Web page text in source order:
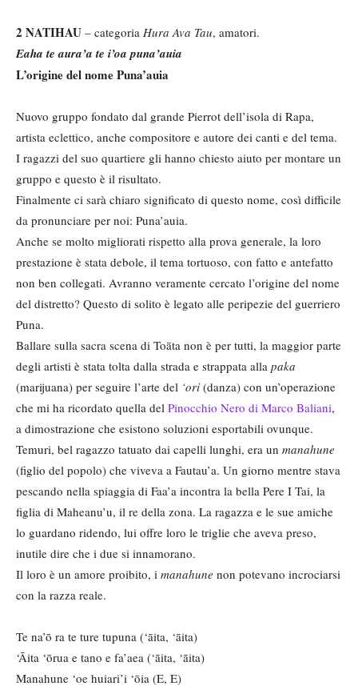
2 NATIHAU – categoria Hura Ava Tau, amatori.
Eaha te aura’a te i’oa puna’auia
L’origine del nome Puna’auia
Nuovo gruppo fondato dal grande Pierrot dell’isola di Rapa,
artista eclettico, anche compositore e autore dei canti e del tema.
I ragazzi del suo quartiere gli hanno chiesto aiuto per montare un
gruppo e questo è il risultato.
Finalmente ci sarà chiaro significato di questo nome, così difficile
da pronunciare per noi: Puna’auia.
Anche se molto migliorati rispetto alla prova generale, la loro
prestazione è stata debole, il tema tortuoso, con fatto e antefatto
non ben collegati. Avranno veramente cercato l’origine del nome
del distretto? Questo di solito è legato alle peripezie del guerriero
Puna.
Ballare sulla sacra scena di Toāta non è per tutti, la maggior parte
degli artisti è stata tolta dalla strada e strappata alla paka
(marijuana) per seguire l’arte del ‘ori (danza) con un’operazione
che mi ha ricordato quella del Pinocchio Nero di Marco Baliani,
a dimostrazione che esistono soluzioni esportabili ovunque.
Temuri, bel ragazzo tatuato dai capelli lunghi, era un manahune
(figlio del popolo) che viveva a Fautau’a. Un giorno mentre stava
pescando nella spiaggia di Faa’a incontra la bella Pere I Tai, la
figlia di Maheanu’u, il re della zona. La ragazza e le sue amiche
lo guardano ridendo, lui offre loro le triglie che aveva preso,
inutile dire che i due si innamorano.
Il loro è un amore proibito, i manahune non potevano incrociarsi
con la razza reale.
Te na’ō ra te ture tupuna (‘āita, ‘āita)
‘Āita ‘ōrua e tano e fa’aea (‘āita, ‘āita)
Manahune ‘oe huiari’i ‘ōia (E, E)